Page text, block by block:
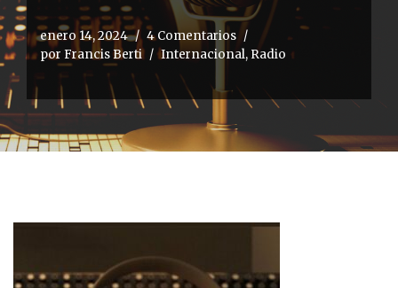
enero 14, 2024
4 Comentarios
por Francis Berti Internacional, Radio